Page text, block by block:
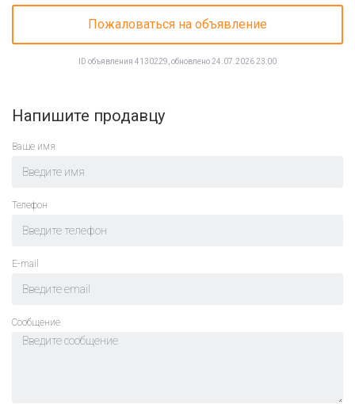
Пожаловаться на объявление
ID объявления 4130229, обновлено 24.07.2026 23:00
Напишите продавцу
Ваше имя
Телефон
E-mail
Cообщение